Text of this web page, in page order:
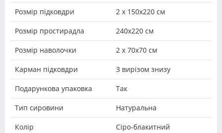
Розмір підковдри 2 х 150х220 см
Розмір простирадла 240х220 см
Розмір наволочки 2 х 70х70 см
Карман підковдри З вирізом знизу
Подарункова упаковка Так
Тип сировини Натуральна
Колір Сіро-блакитний